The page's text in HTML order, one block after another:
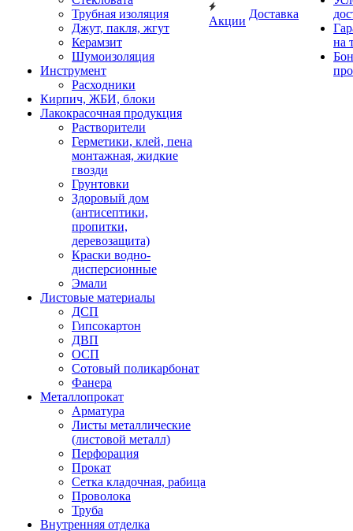
Трубная изоляция
Джут, пакля, жгут
Керамзит
Шумоизоляция
Инструмент
Расходники
Кирпич, ЖБИ, блоки
Лакокрасочная продукция
Растворители
Герметики, клей, пена
монтажная, жидкие
гвозди
Грунтовки
Здоровый дом
(антисептики,
пропитки,
деревозащита)
Краски водно-
дисперсионные
Эмали
Листовые материалы
ДСП
Гипсокартон
ДВП
ОСП
Сотовый поликарбонат
Фанера
Металлопрокат
Арматура
Листы металлические
(листовой металл)
Перфорация
Прокат
Сетка кладочная, рабица
Проволока
Труба
Внутренняя отделка
Акции
Доставка
на